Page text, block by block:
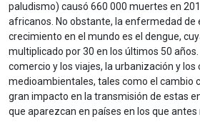
paludismo) causó 660 000 muertes en
africanos. No obstante, la enfermedad de
crecimiento en el mundo es el dengue,
multiplicado por 30 en los últimos 50 años.
comercio y los viajes, la urbanización y los
medioambientales, tales como el cambio
gran impacto en la transmisión de estas
que aparezcan en países en los que antes